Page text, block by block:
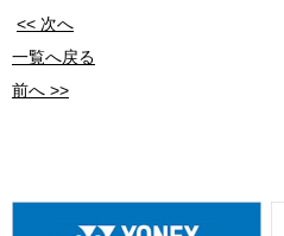
<< 次へ
一覧へ戻る
前へ >>